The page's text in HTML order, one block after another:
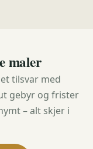
maler
tilsvar med
gebyr og frister
– alt skjer i